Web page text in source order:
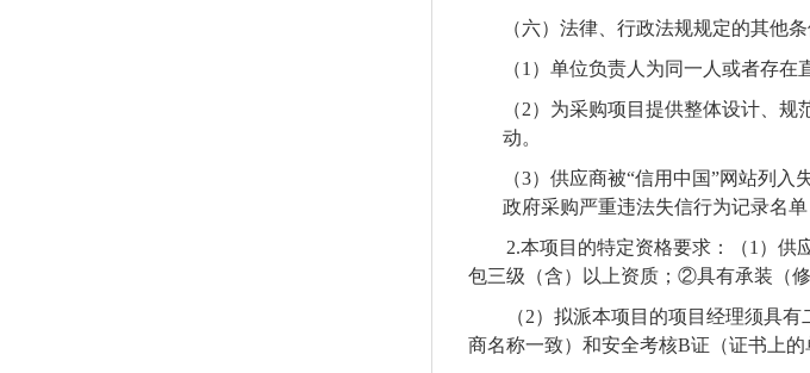
（六）法律、行政法规规定的其他
（1 ）单位负责人为同一人或者存在
（2）为采购项目提供整体设计、规
动。
（3）供应商被“信用中国”网站列入
政府采购严重违法失信行为记录名
2.本项目的特定资格要求： （1）供
包三级（含）以上资质；②具有承装（
（2）拟派本项目的项目经理须具
商名称一致）和安全考核B证（证书上